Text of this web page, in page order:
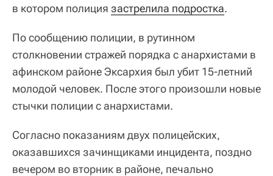
в котором полиция застрелила подростка.
По сообщению полиции, в рутинном
столкновении стражей порядка с анархистами в
афинском районе Эксархия был убит 15-летний
молодой человек. После этого произошли новые
стычки полиции с анархистами.
Согласно показаниям двух полицейских,
оказавшихся зачинщиками инцидента, поздно
вечером во вторник в районе, печально